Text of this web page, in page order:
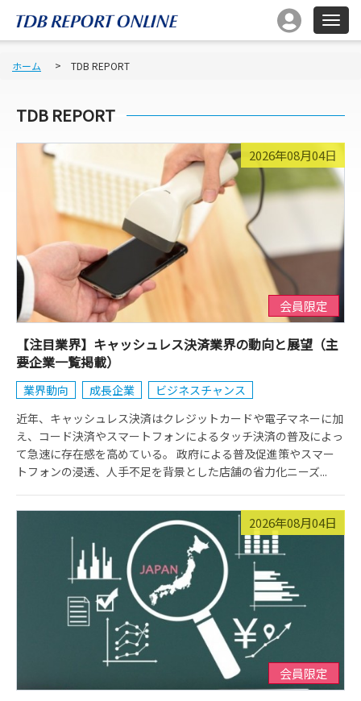
ホーム TDB REPORT
TDB REPORT
2026年08月04日
会員限定
【注目業界】キャッシュレス決済業界の動向と展望（主
要企業一覧掲載）
業界動向 成長企業
ビジネスチャンス
近年、キャッシュレス決済はクレジットカードや電子マネーに加
え、コード決済やスマートフォンによるタッチ決済の普及によっ
て急速に存在感を高めている。 政府による普及促進策やスマー
トフォンの浸透、人手不足を背景とした店舗の省力化ニーズ...
2026年08月04日
会員限定